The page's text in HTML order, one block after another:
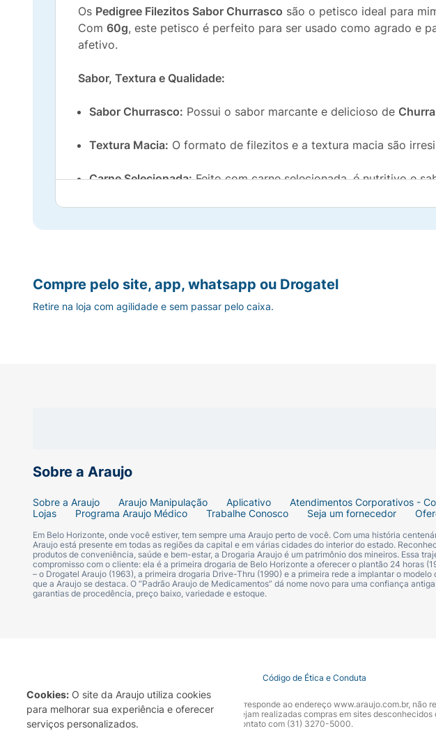
Cookies: O site da Araujo utiliza cookies
para melhorar sua experiência e oferecer
serviços personalizados.
Os Pedigree Filezitos Sabor Churrasco são o petisco ideal para
Com 60g, este petisco é perfeito para ser usado como agrado e
afetivo.
Sabor, Textura e Qualidade:
Sabor Churrasco: Possui o sabor marcante e delicioso de
Textura Macia: O formato de filezitos e a textura macia são
Carne Selecionada:Feito com carne selecionada, é nutritivo e
Sem Corantes Artificiais:O produto é formuladosem corantes
Ofereça a felicidade do sabor com o carinho daPedigree Filezitos
Sobre a Araujo
Sobre a Araujo Araujo Manipulação Aplicativo Atendimentos Corporativos -
Lojas
Programa Araujo Médico Trabalhe Conosco Seja um fornecedor
Em Belo Horizonte, onde você estiver, tem sempre uma Araujo perto de você. Com uma história
Araujo está presente em todas as regiões da capital e em várias cidades do interior do estado.
produtos de conveniência, saúde e bem-estar, a Drogaria Araujo é um patrimônio dos mineiros. Essa
compromisso com o cliente: ela é a primeira drogaria de Belo Horizonte a oferecer o plantão 24 horas
– o Drogatel Araujo (1963), a primeira drogaria Drive-Thru (1990) e a primeira rede a implantar o
que a Araujo se destaca. O “Padrão Araujo de Medicamentos” dá nome novo para uma confiança
garantias de procedência, preço baixo, variedade e estoque.
Compre pelo site, app, whatsapp ou Drogatel
Retire na loja com agilidade e sem passar pelo caixa.
Código de Ética e Conduta
A Drogaria Araujo S/A informa que o seu site oficial corresponde ao endereço www.araujo.com.br,
marca. Para sua segurança recomendamos que não sejam realizadas compras em sites
Araujo S.A. Em caso de dúvidas, gentileza entrar em contato com (31) 3270-5000.